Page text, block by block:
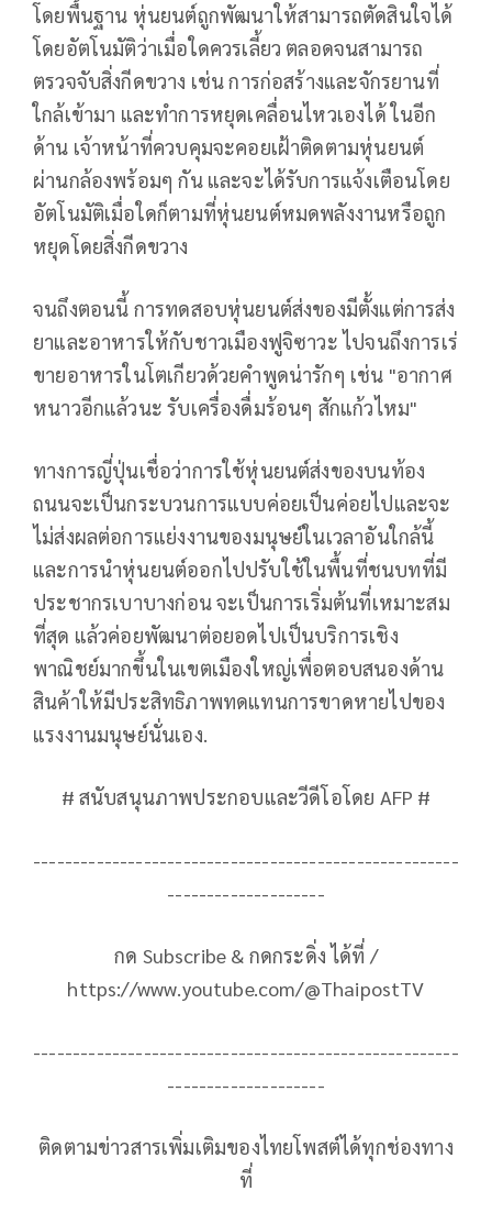
โดยพื้นฐาน หุ่นยนต์ถูกพัฒนาให้สามารถตัดสินใจได้
โดยอัตโนมัติว่าเมื่อใดควรเลี้ยว ตลอดจนสามารถ
ตรวจจับสิ่งกีดขวาง เช่น การก่อสร้างและจักรยานที่
ใกล้เข้ามา และทำการหยุดเคลื่อนไหวเองได้ ในอีก
ด้าน เจ้าหน้าที่ควบคุมจะคอยเฝ้าติดตามหุ่นยนต์
ผ่านกล้องพร้อมๆ กัน และจะได้รับการแจ้งเตือนโดย
อัตโนมัติเมื่อใดก็ตามที่หุ่นยนต์หมดพลังงานหรือถูก
หยุดโดยสิ่งกีดขวาง
จนถึงตอนนี้ การทดสอบหุ่นยนต์ส่งของมีตั้งแต่การส่ง
ยาและอาหารให้กับชาวเมืองฟูจิซาวะ ไปจนถึงการเร่
ขายอาหารในโตเกียวด้วยคำพูดน่ารักๆ เช่น "อากาศ
หนาวอีกแล้วนะ รับเครื่องดื่มร้อนๆ สักแก้วไหม"
ทางการญี่ปุ่นเชื่อว่าการใช้หุ่นยนต์ส่งของบนท้อง
ถนนจะเป็นกระบวนการแบบค่อยเป็นค่อยไปและจะ
ไม่ส่งผลต่อการแย่งงานของมนุษย์ในเวลาอันใกล้นี้
และการนำหุ่นยนต์ออกไปปรับใช้ในพื้นที่ชนบทที่มี
ประชากรเบาบางก่อน จะเป็นการเริ่มต้นที่เหมาะสม
ที่สุด แล้วค่อยพัฒนาต่อยอดไปเป็นบริการเชิง
พาณิชย์มากขึ้นในเขตเมืองใหญ่เพื่อตอบสนองด้าน
สินค้าให้มีประสิทธิภาพทดแทนการขาดหายไปของ
แรงงานมนุษย์นั่นเอง.
# สนับสนุนภาพประกอบและวีดีโอโดย AFP #
------------------------------------------------------
--------------------
กด Subscribe & กดกระดิ่ง ได้ที่ /
https://www.youtube.com/@ThaipostTV
------------------------------------------------------
--------------------
ติดตามข่าวสารเพิ่มเติมของไทยโพสต์ได้ทุกช่องทาง
ที่